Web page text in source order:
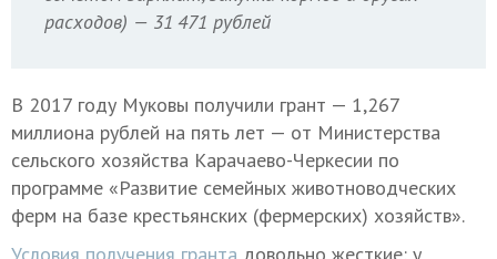
расходов) — 31 471 рублей
В 2017 году Муковы получили грант — 1,267
миллиона рублей на пять лет — от Министерства
сельского хозяйства Карачаево-Черкесии по
программе «Развитие семейных животноводческих
ферм на базе крестьянских (фермерских) хозяйств».